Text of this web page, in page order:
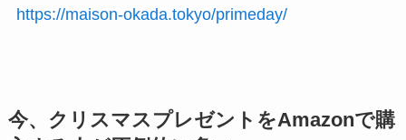
https://maison-okada.tokyo/primeday/
今、クリスマスプレゼントをAmazonで購